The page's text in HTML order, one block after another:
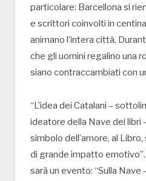
particolare: Barcellona si
e scrittori coinvolti in
animano l’intera città.
che gli uomini regalino una
siano contraccambiati con
“L’idea dei Catalani –
ideatore della Nave dei libri
simbolo dell’amore, al
di grande impatto
sarà un evento: “Sulla Nave